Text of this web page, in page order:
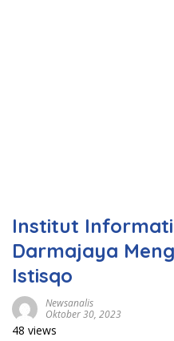
Institut
Darmajaya
Istisqo
Newsanalis
Oktober 30, 2023
48 views